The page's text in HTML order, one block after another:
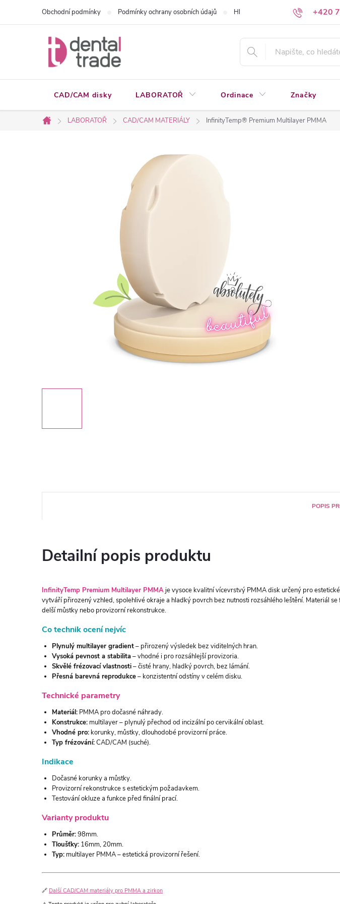
+420
Obchodní podmínky Podmínky ochrany osobních údajů Hledáte a nenacházíte?
CAD/CAM disky LABORATOŘ Ordinace Značky
Domů
LABORATOŘ CAD/CAM MATERIÁLY InfinityTemp® Premium Multilayer PMMA
POPIS
Detailní popis produktu
InfinityTemp Premium Multilayer PMMAje vysoce kvalitní vícevrstvý PMMA disk určený pro
vytváří přirozený vzhled, spolehlivé okraje a hladký povrch bez nutnosti rozsáhlého leštění. Materiál
delší můstky nebo provizorní rekonstrukce.
Co technik ocení nejvíc
Plynulý multilayer gradient– přirozený výsledek bez viditelných hran.
Vysoká pevnost a stabilita– vhodné i pro rozsáhlejší provizoria.
Skvělé frézovací vlastnosti– čisté hrany, hladký povrch, bez lámání.
Přesná barevná reprodukce– konzistentní odstíny v celém disku.
Technické parametry
Materiál: PMMA pro dočasné náhrady.
Konstrukce: multilayer – plynulý přechod od incizální po cervikální oblast.
Vhodné pro: korunky, můstky, dlouhodobé provizorní práce.
Typ frézování:CAD/CAM (suché).
Indikace
Dočasné korunky a můstky.
Provizorní rekonstrukce s estetickým požadavkem.
Testování okluze a funkce před finální prací.
Varianty produktu
Průměr:98mm.
Tloušťky: 16mm, 20mm.
Typ: multilayer PMMA – estetická provizorní řešení.
🔗 Další CAD/CAM materiály pro PMMA a zirkon